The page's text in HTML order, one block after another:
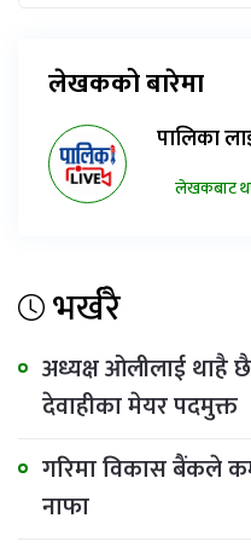
लेखकको बारेमा
पालिका
लेखकबाट
भर्खरै
अध्यक्ष ओलीलाई थाहै
देवाहीका मेयर पदमुक्त
गरिमा विकास बैंकले
नाफा